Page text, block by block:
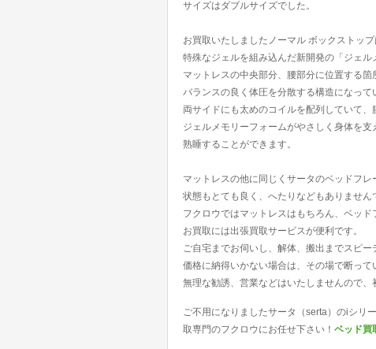
サイズはダブルサイズでした。
お買取いたしましたノーマル ボックストップ
特殊なジェルを組み込んだ新開発の「ジェル
マットレスの中央部分、腰部分に位置する箇
バランスの良く体圧を分散する構造になって
両サイドにも太めのコイルを配列していて、
ジェルメモリーフォームがやさしく身体を支
熟睡することができます。
マットレスの他に同じくサータのベッドフレ
状態もとても良く、へたりなどもありません
フクロウではマットレスはもちろん、ベッド
お買取には出張買取サービスが便利です。
ご自宅までお伺いし、解体、搬出までスピー
価格に納得いかない場合は、その場で断って
無理な勧誘、営業などはいたしませんので、
ご不用になりましたサータ（serta）のiシリ
取専門のフクロウにお任せ下さい！ ベッド買